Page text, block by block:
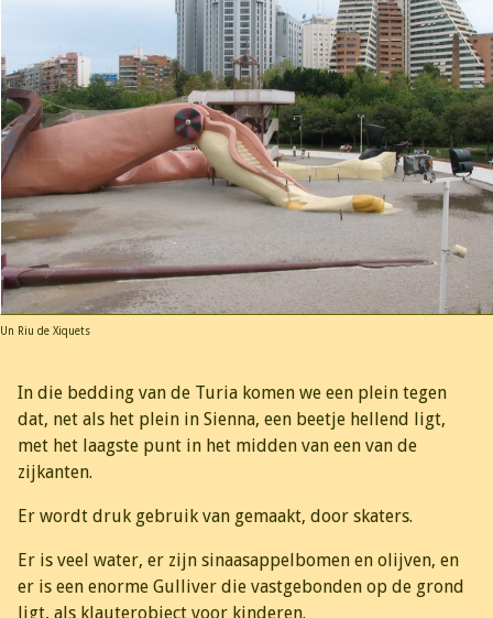
Un Riu de Xiquets
In die bedding van de Turia komen we een plein tegen
dat, net als het plein in Sienna, een beetje hellend ligt,
met het laagste punt in het midden van een van de
zijkanten.
Er wordt druk gebruik van gemaakt, door skaters.
Er is veel water, er zijn sinaasappelbomen en olijven, en
er is een enorme Gulliver die vastgebonden op de grond
ligt, als klauterobject voor kinderen.